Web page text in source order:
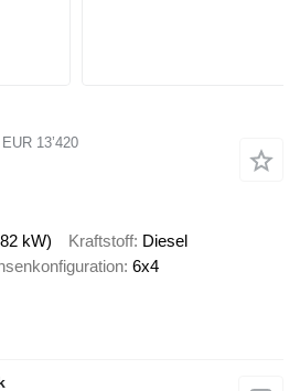
13’420
kW) Kraftstoff Diesel
6x4